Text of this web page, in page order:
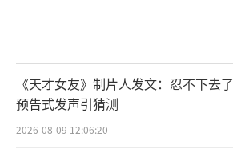
《天才女友》制片人发文：忍不下去了
预告式发声引猜测
2026-08-09 12:06:20